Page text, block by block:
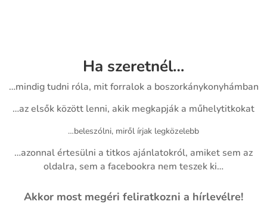
Ha szeretnél…
…mindig tudni róla, mit forralok a boszorkánykonyhámban
…az elsők között lenni, akik megkapják a műhelytitkokat
…beleszólni, miről írjak legközelebb
…azonnal értesülni a titkos ajánlatokról, amiket sem az
oldalra, sem a facebookra nem teszek ki…
Akkor most megéri feliratkozni a hírlevélre!